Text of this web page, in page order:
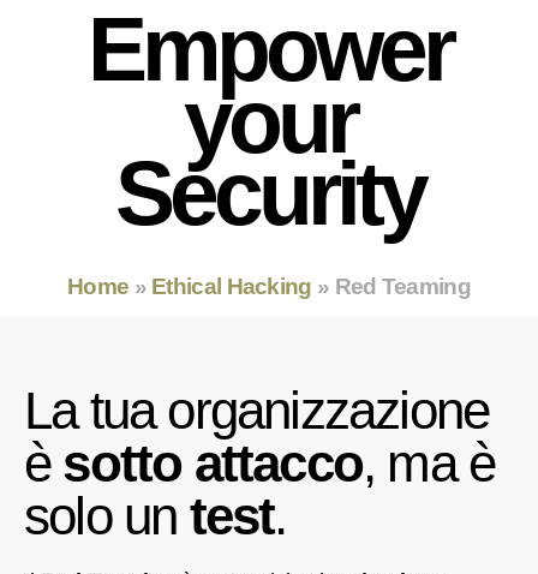
Empower
your
Security
Home » Ethical Hacking » Red Teaming
La tua organizzazione
è sotto attacco, ma è
solo un test.